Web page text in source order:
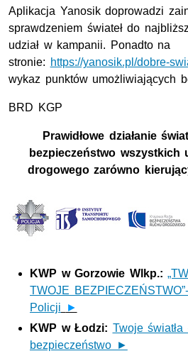
Aplikacja Yanosik doprowadzi
sprawdzeniem świateł do
udział w kampanii. Ponadto na
stronie: https://yanosik.pl/dobre-
wykaz punktów umożliwiających
BRD KGP
Prawidłowe działanie
bezpieczeństwo wszystkich
drogowego zarówno
KWP w Gorzowie Wlkp.:
TWOJE
Policji
►
KWP w Łodzi: Twoje
bezpieczeństwo ►